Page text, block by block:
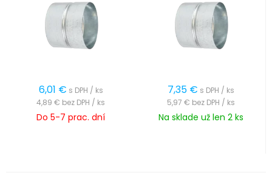
6,01 € s DPH / ks
4,89 € bez DPH / ks
Do 5-7 prac. dní
7,35 € s DPH / ks
5,97 € bez DPH / ks
Na sklade už len 2 ks